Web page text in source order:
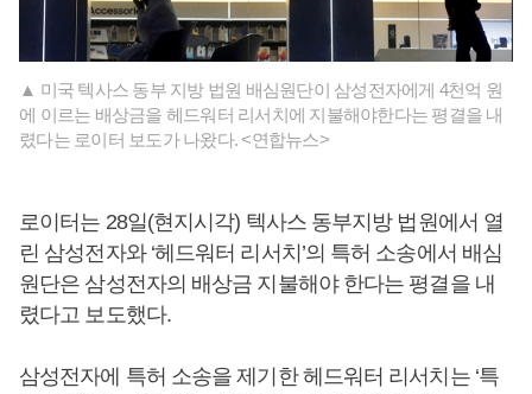
▲ 미국 텍사스 동부 지방 법원 배심원단이 삼성전자에게 4천억 원
에 이르는 배상금을 헤드워터 리서치에 지불해야한다는 평결을 내
렸다는 로이터 보도가 나왔다. <연합뉴스>
로이터는 28일(현지시각) 텍사스 동부지방 법원에서 열
린 삼성전자와 ‘헤드워터 리서치’의 특허 소송에서 배심
원단은 삼성전자의 배상금 지불해야 한다는 평결을 내
렸다고 보도했다.
삼성전자에 특허 소송을 제기한 헤드워터 리서치는 ‘특